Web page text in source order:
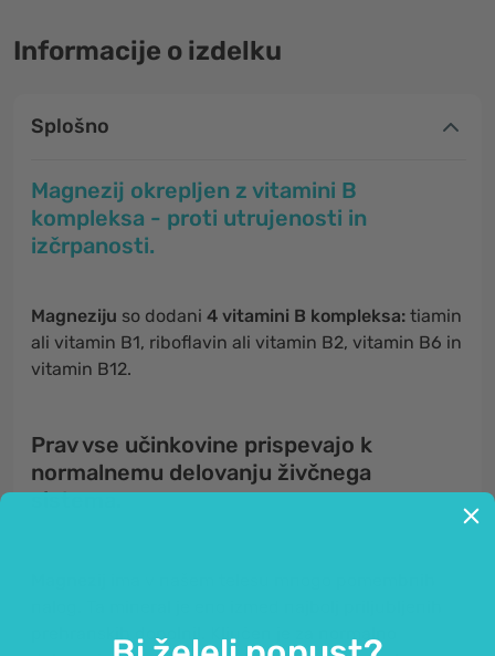
Informacije o izdelku
Splošno
Magnezij okrepljen z vitamini B
kompleksa - proti utrujenosti in
izčrpanosti.
Magneziju so dodani 4 vitamini B kompleksa: tiamin
ali vitamin B1, riboflavin ali vitamin B2, vitamin B6 in
vitamin B12.
Prav vse učinkovine prispevajo k
normalnemu delovanju živčnega
sistema.
prehranskih dopolnil. Ključen je za normalno